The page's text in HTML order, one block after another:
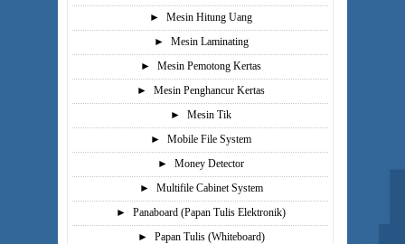
►
Mesin Hitung Uang
►
Mesin Laminating
►
Mesin Pemotong Kertas
►
Mesin Penghancur Kertas
►
Mesin Tik
►
Mobile File System
►
Money Detector
►
Multifile Cabinet System
►
Panaboard (Papan Tulis Elektronik)
►
Papan Tulis (Whiteboard)